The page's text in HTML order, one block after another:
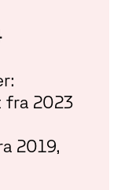
fra 2023
2019,